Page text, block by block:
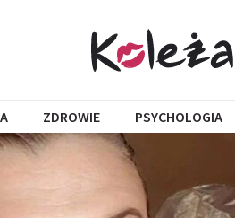
ZDROWIE PSYCHOLOGIA